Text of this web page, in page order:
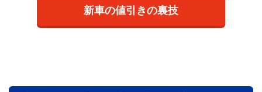
新車の値引きの裏技